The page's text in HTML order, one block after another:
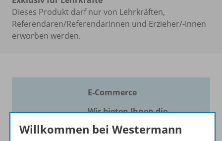
Dieses Produkt darf nur von Lehrkräften,
Referendaren/Referendarinnen und Erzieher/-innen
erworben werden.
E-Commerce
Wir bieten Ihnen die
bestmögliche
Unterstützung
Willkommen bei Westermann